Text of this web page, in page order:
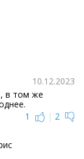
10.12.2023
в том же
1 | 2